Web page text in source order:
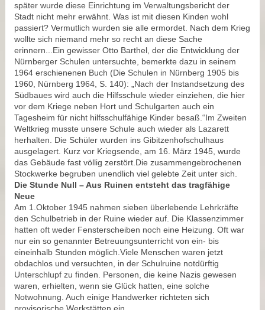
später wurde diese Einrichtung im Verwaltungsbericht der
Stadt nicht mehr erwähnt. Was ist mit diesen Kinden wohl
passiert? Vermutlich wurden sie alle ermordet. Nach dem Krieg
wollte sich niemand mehr so recht an diese Sache
erinnern...Ein gewisser Otto Barthel, der die Entwicklung der
Nürnberger Schulen untersuchte, bemerkte dazu in seinem
1964 erschienenen Buch (Die Schulen in Nürnberg 1905 bis
1960, Nürnberg 1964, S. 140): „Nach der Instandsetzung des
Südbaues wird auch die Hilfsschule wieder einziehen, die hier
vor dem Kriege neben Hort und Schulgarten auch ein
Tagesheim für nicht hilfsschulfähige Kinder besaß.“Im Zweiten
Weltkrieg musste unsere Schule auch wieder als Lazarett
herhalten. Die Schüler wurden ins Gibitzenhofschulhaus
ausgelagert. Kurz vor Kriegsende, am 16. März 1945, wurde
das Gebäude fast völlig zerstört.Die zusammengebrochenen
Stockwerke begruben unendlich viel gelebte Zeit unter sich.
Die Stunde Null – Aus Ruinen entsteht das tragfähige
Neue
Am 1.Oktober 1945 nahmen sieben überlebende Lehrkräfte
den Schulbetrieb in der Ruine wieder auf. Die Klassenzimmer
hatten oft weder Fensterscheiben noch eine Heizung. Oft war
nur ein so genannter Betreuungsunterricht von ein- bis
eineinhalb Stunden möglich.Viele Menschen waren jetzt
obdachlos und versuchten, in der Schulruine notdürftig
Unterschlupf zu finden. Personen, die keine Nazis gewesen
waren, erhielten, wenn sie Glück hatten, eine solche
Notwohnung. Auch einige Handwerker richteten sich